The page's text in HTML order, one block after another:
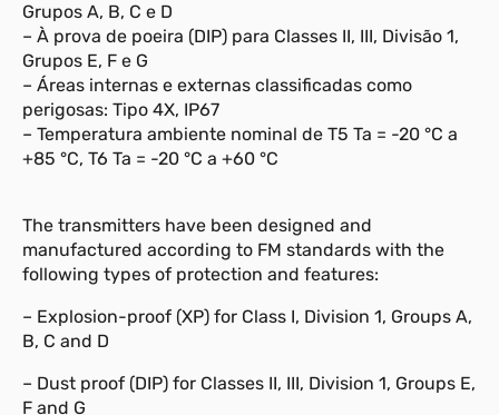
Grupos A, B, C e D
– À prova de poeira (DIP) para Classes II, III, Divisão 1,
Grupos E, F e G
– Áreas internas e externas classificadas como
perigosas: Tipo 4X, IP67
– Temperatura ambiente nominal de T5 Ta = -20 °C a
+85 °C, T6 Ta = -20 °C a +60 °C
The transmitters have been designed and
manufactured according to FM standards with the
following types of protection and features:
– Explosion-proof (XP) for Class I, Division 1, Groups A,
B, C and D
– Dust proof (DIP) for Classes II, III, Division 1, Groups E,
F and G